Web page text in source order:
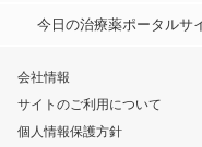
今日の治療薬ポータルサ
会社情報
サイトのご利用について
個人情報保護方針